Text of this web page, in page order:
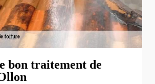
bon traitement de